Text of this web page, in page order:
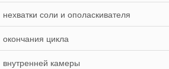
нехватки соли и ополаскивателя
окончания цикла
внутренней камеры